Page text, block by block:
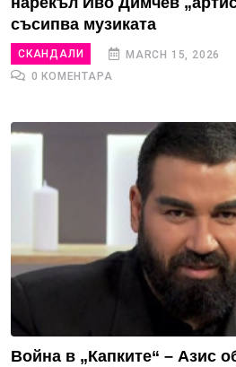
съсипва музиката
СКАНДАЛИ MARCH 15, 2026
0 КОМЕНТАРА
Война в „Капките“ – Азис